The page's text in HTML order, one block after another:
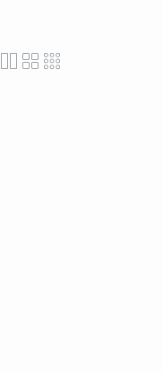
icon-layout-
icon-layout-
icon-layout-